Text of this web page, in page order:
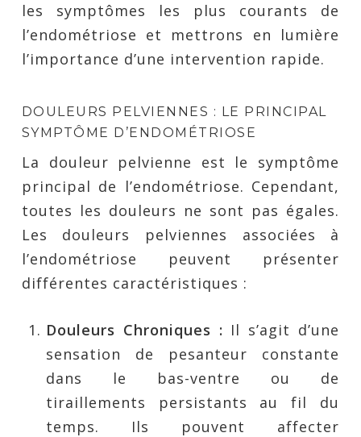
les symptômes les plus courants de
l’endométriose et mettrons en lumière
l’importance d’une intervention rapide.
DOULEURS PELVIENNES : LE PRINCIPAL
SYMPTÔME D’ENDOMÉTRIOSE
La douleur pelvienne est le symptôme
principal de l’endométriose. Cependant,
toutes les douleurs ne sont pas égales.
Les douleurs pelviennes associées à
l’endométriose peuvent présenter
différentes caractéristiques :
Douleurs Chroniques : Il s’agit d’une
sensation de pesanteur constante
dans le bas-ventre ou de
tiraillements persistants au fil du
temps. Ils pouvent affecter